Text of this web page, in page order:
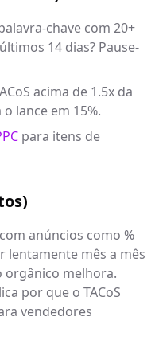
chave com 20+
14 dias? Pause-
acima de 1.5x da
lance em 15%.
para itens de
anúncios como %
lentamente mês a mês
orgânico melhora.
por que o TACoS
vendedores